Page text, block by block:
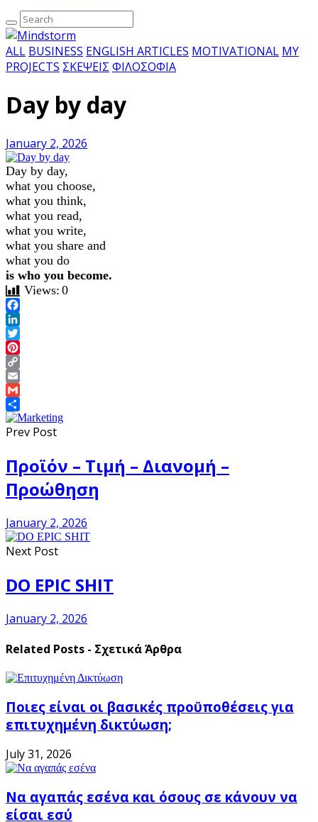
ALL BUSINESS ENGLISH ARTICLES MOTIVATIONAL MY
PROJECTS ΣΚΕΨΕΙΣ ΦΙΛΟΣΟΦΙΑ
Day by day
January 2, 2026
Day by day,
what you choose,
what you think,
what you read,
what you write,
what you share and
what you do
is who you become.
Views: 0
Facebook
LinkedIn
Twitter
Pinterest
Copy
Link
Email
Gmail
Share
Prev Post
Προϊόν – Τιμή – Διανομή –
Προώθηση
January 2, 2026
Next Post
DO EPIC SHIT
January 2, 2026
Related Posts - Σχετικά Άρθρα
Ποιες είναι οι βασικές προϋποθέσεις για
επιτυχημένη δικτύωση;
July 31, 2026
Να αγαπάς εσένα και όσους σε κάνουν να
είσαι εσύ